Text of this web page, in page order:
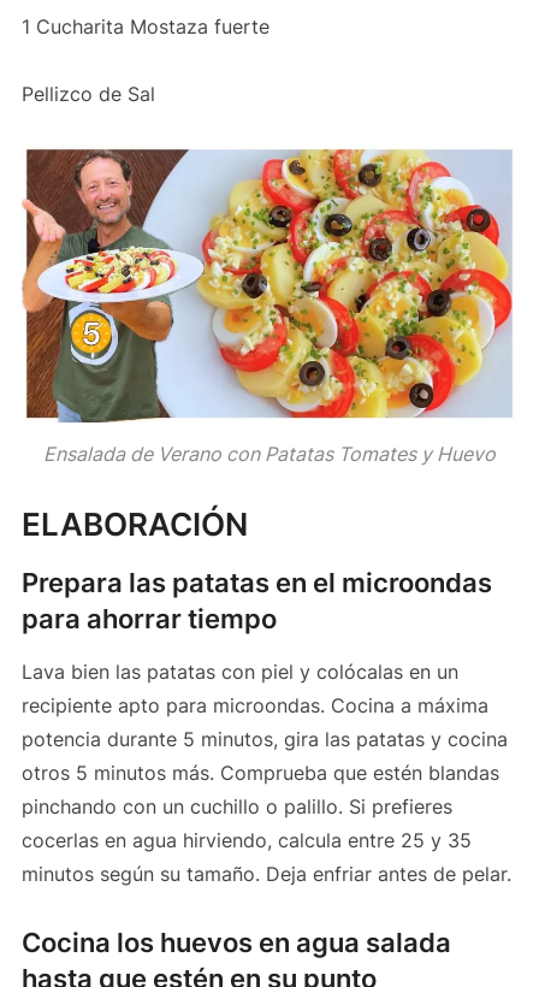
1 Cucharita Mostaza fuerte
Pellizco de Sal
Ensalada de Verano con Patatas Tomates y Huevo
ELABORACIÓN
Prepara las patatas en el microondas
para ahorrar tiempo
Lava bien las patatas con piel y colócalas en un
recipiente apto para microondas. Cocina a máxima
potencia durante 5 minutos, gira las patatas y cocina
otros 5 minutos más. Comprueba que estén blandas
pinchando con un cuchillo o palillo. Si prefieres
cocerlas en agua hirviendo, calcula entre 25 y 35
minutos según su tamaño. Deja enfriar antes de pelar.
Cocina los huevos en agua salada
hasta que estén en su punto